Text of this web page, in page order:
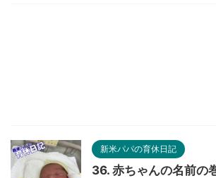
新米パパの育休日記
36. 赤ちゃんの名前の